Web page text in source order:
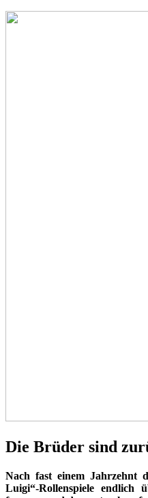
Die Brüder sind
Nach fast einem Jahrzehnt
Luigi“-Rollenspiele endlich